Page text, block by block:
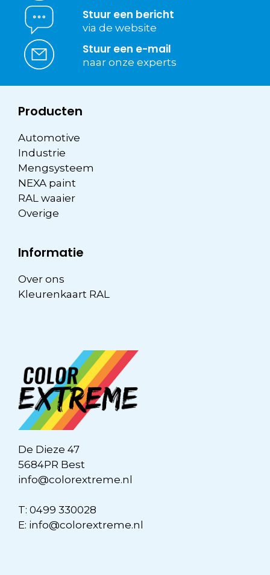
Stuur een bericht
via de website
Stuur een e-mail
naar onze experts
Producten
Automotive
Industrie
Mengsysteem
NEXA paint
RAL waaier
Overige
Informatie
Over ons
Kleurenkaart RAL
De Dieze 47
5684PR Best
info@colorextreme.nl
T: 0499 330028
E: info@colorextreme.nl